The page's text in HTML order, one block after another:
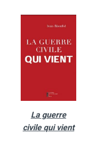
La guerre
civile qui vient